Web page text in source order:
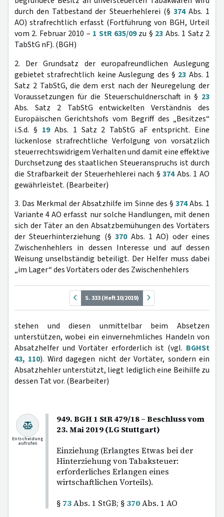
durch den Tatbestand der Steuerhehlerei (§ 374Abs. 1
AO) strafrechtlich erfasst (Fortführung von BGH, Urteil
vom 2. Februar 2010 – 1 StR 635/09zu § 23 Abs. 1 Satz 2
TabStG nF). (BGH)
2. Der Grundsatz der europafreundlichen Auslegung
gebietet strafrechtlich keine Auslegung des § 23 Abs. 1
Satz 2 TabStG, die dem erst nach der Neuregelung der
Voraussetzungen für die Steuerschuldnerschaft in § 23
Abs. Satz 2 TabStG entwickelten Verständnis des
Europäischen Gerichtshofs vom Begriff des „Besitzes“
i.S.d. § 19Abs. 1 Satz 2 TabStG aF entspricht. Eine
lückenlose strafrechtliche Verfolgung von vorsätzlich
steuerrechtswidrigem Verhalten und damit eine effektive
Durchsetzung des staatlichen Steueranspruchs ist durch
die Strafbarkeit der Steuerhehlerei nach §374Abs. 1 AO
gewährleistet. (Bearbeiter)
3. Das Merkmal der Absatzhilfe im Sinne des § 374Abs. 1
Variante 4 AO erfasst nur solche Handlungen, mit denen
sich der Täter an den Absatzbemühungen des Vortäters
der Steuerhinterziehung (§370Abs. 1 AO) oder eines
Zwischenhehlers in dessen Interesse und auf dessen
Weisung unselbständig beteiligt. Der Helfer muss dabei
„im Lager“ des Vortäters oder des Zwischenhehlers
S. 333 (Heft 10/2019)
stehen und diesen unmittelbar beim Absetzen
unterstützen, wobei ein einvernehmliches Handeln von
Absatzhelfer und Vortäter erforderlich ist (vgl. BGHSt
43, 110). Wird dagegen nicht der Vortäter, sondern ein
Absatzhehler unterstützt, liegt lediglich eine Beihilfe zu
dessen Tat vor. (Bearbeiter)
949. BGH 1 StR 479/18 – Beschluss vom
23. Mai 2019 (LG Stuttgart)
Einziehung (Erlangtes Etwas bei der
Hinterziehung von Tabaksteuer:
erforderliches Erlangen eines
wirtschaftlichen Vorteils).
§ 73Abs. 1 StGB; § 370Abs. 1 AO
Entscheidung
aufrufen